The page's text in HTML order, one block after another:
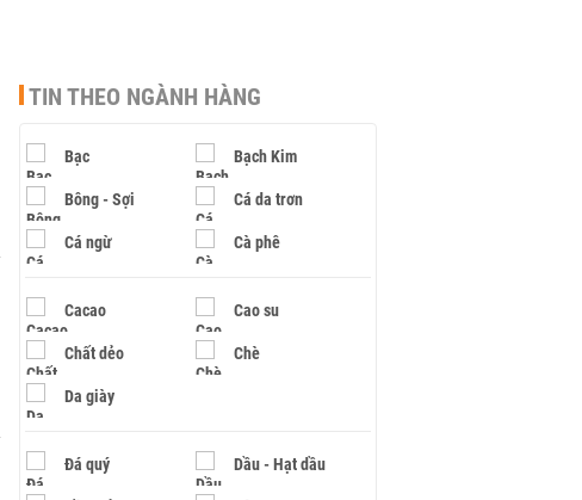
TIN THEO NGÀNH HÀNG
Bạc Bạch Kim
Bông - Sợi Cá da trơn
Cá ngừ Cà phê
Cacao Cao su
Chất dẻo Chè
Da giày
Đá quý Dầu - Hạt dầu